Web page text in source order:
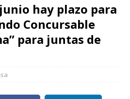
hay plazo para
Concursable
para juntas de